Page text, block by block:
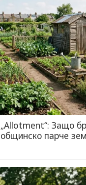
Защо
парче